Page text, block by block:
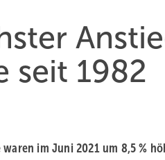
seit 1982
im Juni 2021 um 8,5 %